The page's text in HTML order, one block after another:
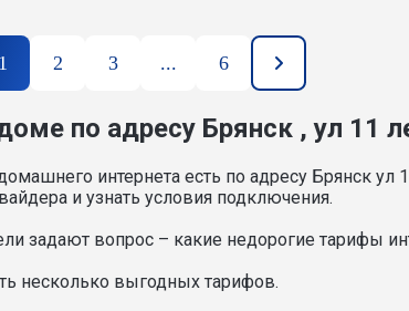
1 2 3 ... 6
по адресу Брянск , ул 11
интернета есть по адресу Брянск ул
и узнать условия подключения.
задают вопрос – какие недорогие тарифы
несколько выгодных тарифов.